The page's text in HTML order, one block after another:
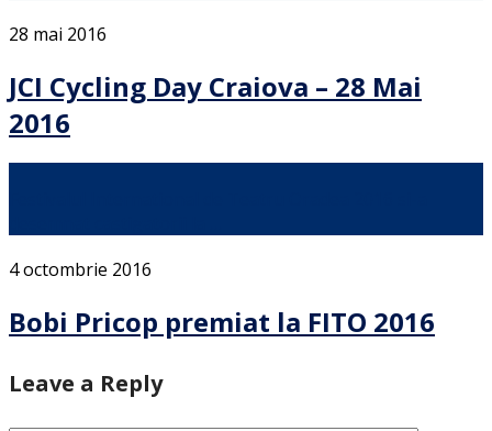
28 mai 2016
JCI Cycling Day Craiova – 28 Mai
2016
4 octombrie 2016
Bobi Pricop premiat la FITO 2016
Leave a Reply